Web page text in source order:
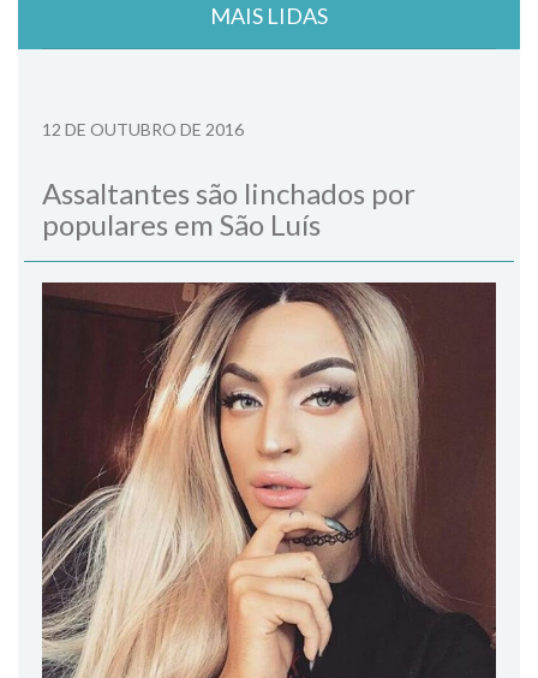
MAIS LIDAS
12 DE OUTUBRO DE 2016
Assaltantes são linchados por
populares em São Luís